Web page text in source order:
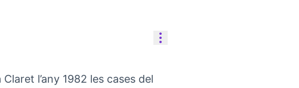
Controles de recursos
l’any 1982 les cases del